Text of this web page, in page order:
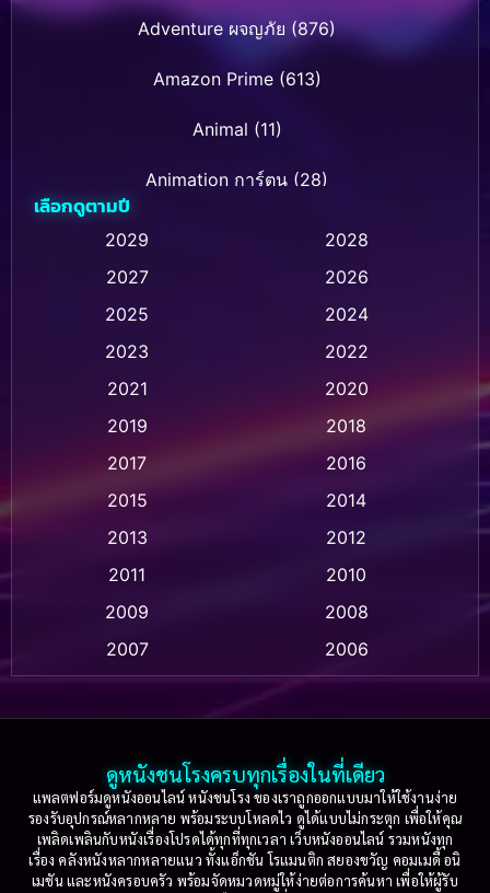
Adventure ผจญภัย (876)
Amazon Prime(613)
Animal (11)
Animation การ์ตูน (28)
Animation การ์ตูน (236)
Animation การ์ตูน (32)
Animation แอนิเมชั่น (1)
Animation แอนิเมชัน (1)
Based on a True Story เรื่องจริง(75)
Based on Novel(16)
Betrayal(1)
Biography(3)
เลือกดูตามปี
2029
2028
2027
2026
2025
2024
2023
2022
2021
2020
2019
2018
2017
2016
2015
2014
2013
2012
2011
2010
2009
2008
2007
2006
2004
2003
2002
2001
2000
1999
1998
1997
1996
1995
1994
ดูหนังชนโรงครบทุกเรื่องในที่เดียว
แพลตฟอร์มดูหนังออนไลน์ หนังชนโรง ของเราถูกออกแบบมาให้ใช้งานง่าย
รองรับอุปกรณ์หลากหลาย พร้อมระบบโหลดไว ดูได้แบบไม่กระตุก เพื่อให้คุณ
เพลิดเพลินกับหนังเรื่องโปรดได้ทุกที่ทุกเวลา เว็บหนังออนไลน์ รวมหนังทุก
เรื่อง คลังหนังหลากหลายแนว ทั้งแอ็กชัน โรแมนติก สยองขวัญ คอมเมดี้ อนิ
เมชัน และหนังครอบครัว พร้อมจัดหมวดหมู่ให้ง่ายต่อการค้นหา เพื่อให้ผู้รับ